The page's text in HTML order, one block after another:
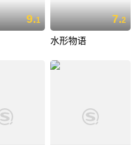
9.1 7.2
水形物语